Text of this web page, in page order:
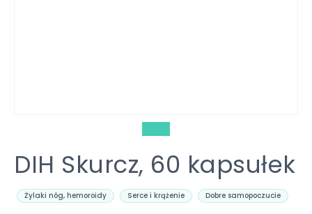
DIH Skurcz, 60 kapsułek
Żylaki nóg, hemoroidy Serce i krążenie Dobre samopoczucie